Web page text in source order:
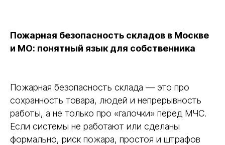
Пожарная безопасность складов в Москве
и МО: понятный язык для собственника
Пожарная безопасность склада — это про
сохранность товара, людей и непрерывность
работы, а не только про «галочки» перед МЧС.
Если системы не работают или сделаны
формально, риск пожара, простоя и штрафов